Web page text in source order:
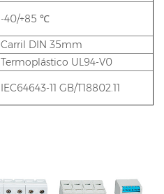
-40/+85 ℃
Carril DIN 35mm
Termoplástico UL94-V0
IEC64643-11 GB/T18802.11